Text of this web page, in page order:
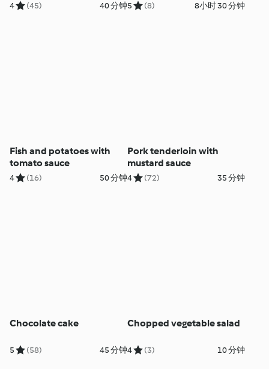
4 (45) 40 分钟5 (8) 8小时 30 分钟
Fish and potatoes with
tomato sauce
4 (16) 50 分钟
Pork tenderloin with
mustard sauce
4 (72) 35 分钟
Chocolate cake
5 (58) 45 分钟
Chopped vegetable salad
4 (3) 10 分钟